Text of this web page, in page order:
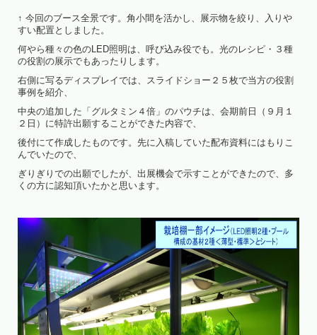
↑ 今回のブース全景です。角小間を活かし、展示物を絞り、入りや
すい配置としました。
何やら種々の色のLED照明は、呼び込み役でも。光のレシピ・３種
の役割の展示でもあったりします。
右側に写るディスプレイでは、スライドショー２５枚で当方の役割
事例を紹介、
中央の追加した「グルタミン４倍」のパウチは、会期前日（９月１
２日）に特許出願することができた内容で、
後付にて作成したものです。先に入稿していた配布資料にはもりこ
んでいたので、
ぎりぎりでの出願でしたが、出展機会で示すことができたので、多
くの方に認知頂いたかと思います。